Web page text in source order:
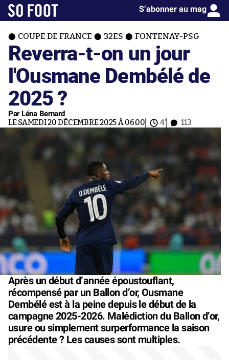
S’abonner au mag
COUPE DE FRANCE 32ES FONTENAY-PSG
Reverra-t-on un jour
l'Ousmane Dembélé de
2025 ?
Par Léna Bernard
LE SAMEDI 20 DÉCEMBRE 2025 À 06:00 4' 113
Après un début d’année époustouflant,
récompensé par un Ballon d’or, Ousmane
Dembélé est à la peine depuis le début de la
campagne 2025-2026. Malédiction du Ballon d’or,
usure ou simplement surperformance la saison
précédente ? Les causes sont multiples.